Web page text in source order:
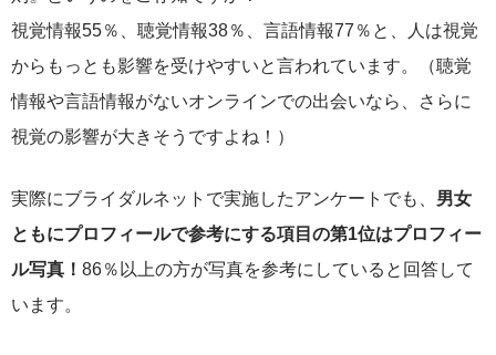
視覚情報55％、聴覚情報38％、言語情報77％と、人は視覚
からもっとも影響を受けやすいと言われています。（聴覚
情報や言語情報がないオンラインでの出会いなら、さらに
視覚の影響が大きそうですよね！）
実際にブライダルネットで実施したアンケートでも、 男女
ともにプロフィールで参考にする項目の第1位はプロフィー
ル写真！ 86％以上の方が写真を参考にしていると回答して
います。